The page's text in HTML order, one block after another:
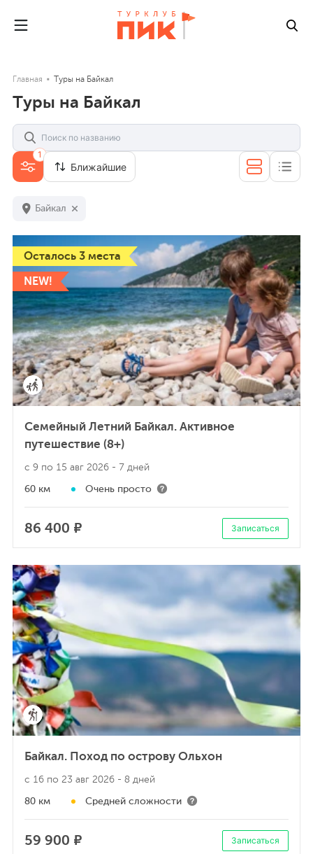
Главная Туры на Байкал
Туры на Байкал
1
Ближайшие
Байкал
Осталось 3 места
NEW!
Семейный Летний Байкал. Активное
путешествие (8+)
с 9 по 15 авг 2026 - 7 дней
60 км Очень просто
86 400 ₽ Записаться
Байкал. Поход по острову Ольхон
с 16 по 23 авг 2026 - 8 дней
80 км Средней сложности
59 900 ₽ Записаться